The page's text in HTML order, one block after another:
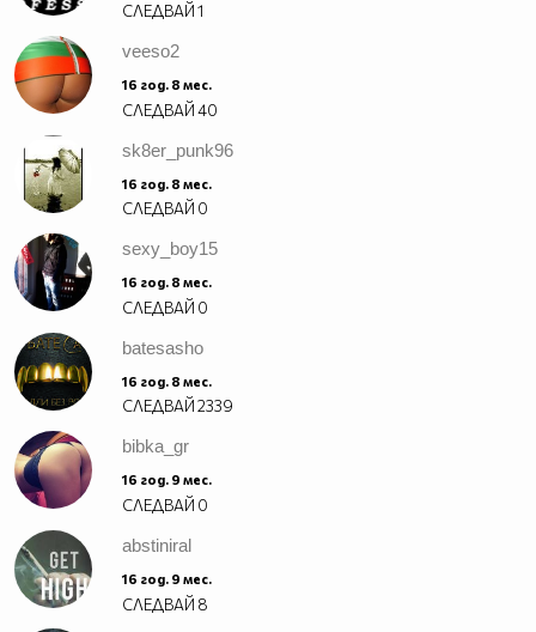
СЛЕДВАЙ1
veeso2
16 год. 8 мес.
СЛЕДВАЙ40
sk8er_punk96
16 год. 8 мес.
СЛЕДВАЙ 0
sexy_boy15
16 год. 8 мес.
СЛЕДВАЙ 0
batesasho
16 год. 8 мес.
СЛЕДВАЙ2339
bibka_gr
16 год. 9 мес.
СЛЕДВАЙ 0
abstiniral
16 год. 9 мес.
СЛЕДВАЙ 8